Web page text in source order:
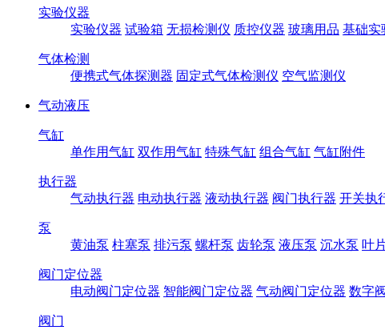
实验仪器
实验仪器 试验箱 无损检测仪 质控仪器 玻璃用品 基础实
气体检测
便携式气体探测器 固定式气体检测仪 空气监测仪
气动液压
气缸
单作用气缸 双作用气缸 特殊气缸 组合气缸 气缸附件
执行器
气动执行器 电动执行器 液动执行器 阀门执行器 开关执
泵
黄油泵 柱塞泵 排污泵 螺杆泵 齿轮泵 液压泵 沉水泵 叶
阀门定位器
电动阀门定位器 智能阀门定位器 气动阀门定位器 数字
阀门